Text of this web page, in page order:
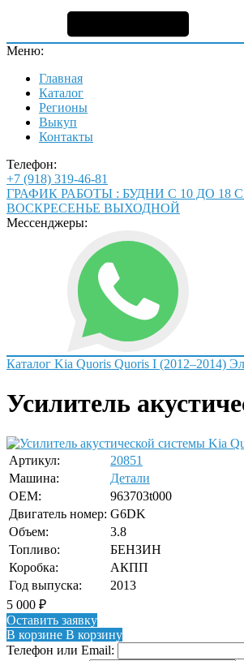
Меню:
Главная
Каталог
Регионы
Выкуп
Контакты
Телефон:
+7 (918) 319-46-81
ГРАФИК РАБОТЫ : БУДНИ С 10 ДО 18
ВОСКРЕСЕНЬЕ ВЫХОДНОЙ
Мессенджеры:
Каталог Kia Quoris Quoris I (2012–2014)
Усилитель
Артикул:
20851
Машина:
Детали
OEM:
963703t000
Двигатель номер: G6DK
Объем:
3.8
Топливо:
БЕНЗИН
Коробка:
АКПП
Год выпуска:
2013
5 000 ₽
Оставить заявку
В корзине В корзину
Телефон или Email: